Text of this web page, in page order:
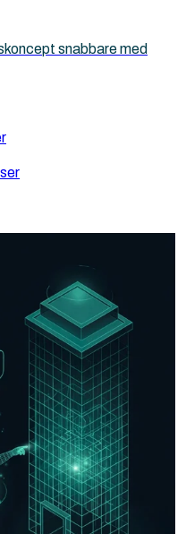
snabbare med